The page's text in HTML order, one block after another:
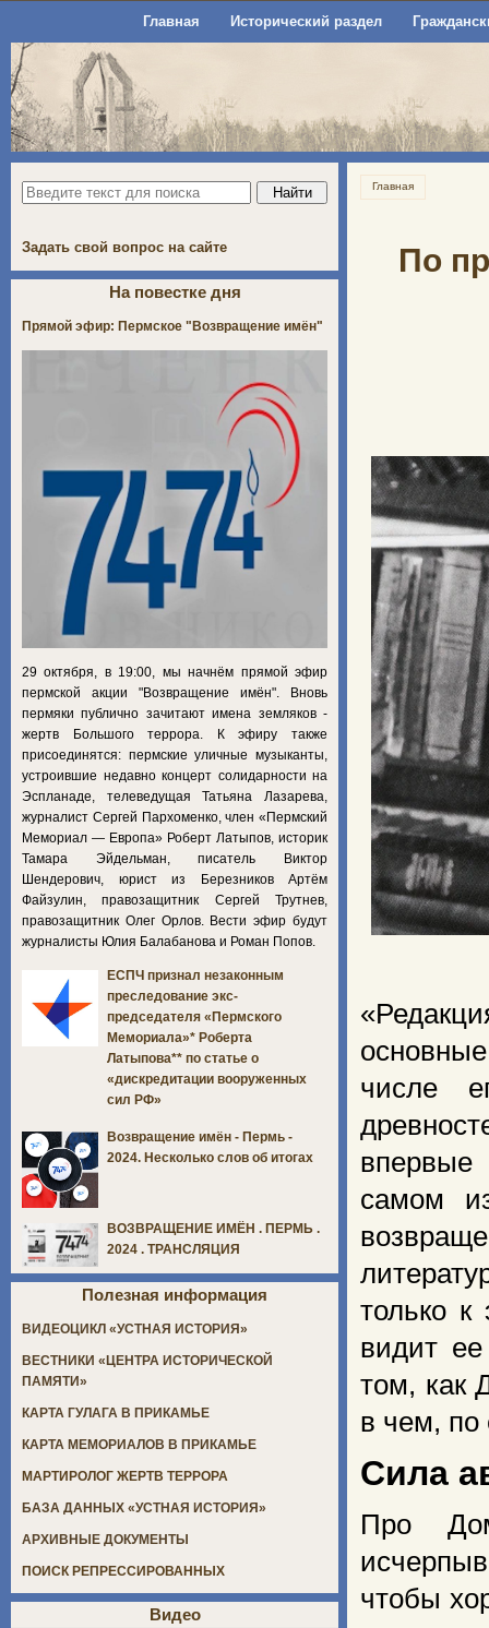
Главная Исторический раздел
Главная
По
числе
самом
только
видит
том, как
в чем, по
Сила
Про
чтобы
Задать свой вопрос на сайте
На повестке дня
Прямой эфир: Пермское "Возвращение имён"
29 октября, в 19:00, мы начнём прямой эфир
пермской акции "Возвращение имён". Вновь
пермяки публично зачитают имена земляков -
жертв Большого террора. К эфиру также
присоединятся: пермские уличные музыканты,
устроившие недавно концерт солидарности на
Эспланаде, телеведущая Татьяна Лазарева,
журналист Сергей Пархоменко, член «Пермский
Мемориал — Европа» Роберт Латыпов, историк
Тамара Эйдельман, писатель Виктор
Шендерович, юрист из Березников Артём
Файзулин, правозащитник Сергей Трутнев,
правозащитник Олег Орлов. Вести эфир будут
журналисты Юлия Балабанова и Роман Попов.
ЕСПЧ признал незаконным
преследование экс-
председателя «Пермского
Мемориала»* Роберта
Латыпова** по статье о
«дискредитации вооруженных
сил РФ»
Возвращение имён - Пермь -
2024. Несколько слов об итогах
ВОЗВРАЩЕНИЕ ИМЁН . ПЕРМЬ .
2024 . ТРАНСЛЯЦИЯ
Полезная информация
ВИДЕОЦИКЛ «УСТНАЯ ИСТОРИЯ»
ВЕСТНИКИ «ЦЕНТРА ИСТОРИЧЕСКОЙ
ПАМЯТИ»
КАРТА ГУЛАГА В ПРИКАМЬЕ
КАРТА МЕМОРИАЛОВ В ПРИКАМЬЕ
МАРТИРОЛОГ ЖЕРТВ ТЕРРОРА
БАЗА ДАННЫХ «УСТНАЯ ИСТОРИЯ»
АРХИВНЫЕ ДОКУМЕНТЫ
ПОИСК РЕПРЕССИРОВАННЫХ
Видео